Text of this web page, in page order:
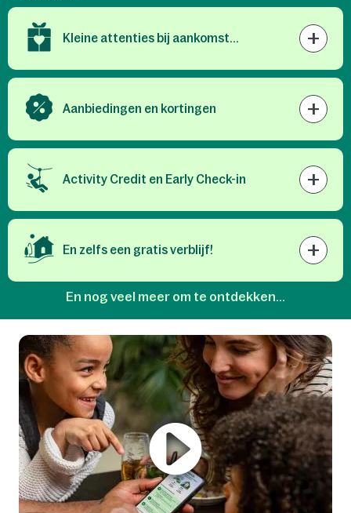
Kleine attenties bij aankomst... +
Aanbiedingen en kortingen +
Activity Credit en Early Check-in +
En zelfs een gratis verblijf! +
En nog veel meer om te ontdekken...